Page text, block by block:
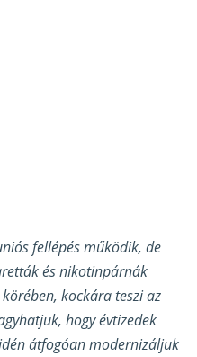
fellépés működik, de
és nikotinpárnák
kockára teszi az
hogy évtizedek
átfogóan modernizáljuk